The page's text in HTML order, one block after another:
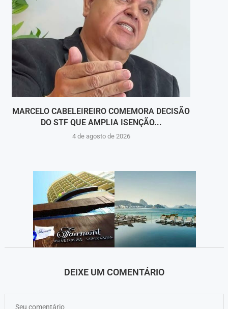
MARCELO CABELEIREIRO COMEMORA DECISÃO
DO STF QUE AMPLIA ISENÇÃO...
4 de agosto de 2026
DEIXE UM COMENTÁRIO